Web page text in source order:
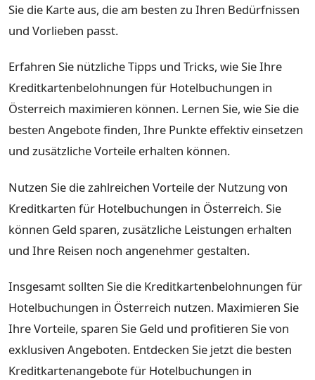
Sie die Karte aus, die am besten zu Ihren Bedürfnissen
und Vorlieben passt.
Erfahren Sie nützliche Tipps und Tricks, wie Sie Ihre
Kreditkartenbelohnungen für Hotelbuchungen in
Österreich maximieren können. Lernen Sie, wie Sie die
besten Angebote finden, Ihre Punkte effektiv einsetzen
und zusätzliche Vorteile erhalten können.
Nutzen Sie die zahlreichen Vorteile der Nutzung von
Kreditkarten für Hotelbuchungen in Österreich. Sie
können Geld sparen, zusätzliche Leistungen erhalten
und Ihre Reisen noch angenehmer gestalten.
Insgesamt sollten Sie die Kreditkartenbelohnungen für
Hotelbuchungen in Österreich nutzen. Maximieren Sie
Ihre Vorteile, sparen Sie Geld und profitieren Sie von
exklusiven Angeboten. Entdecken Sie jetzt die besten
Kreditkartenangebote für Hotelbuchungen in